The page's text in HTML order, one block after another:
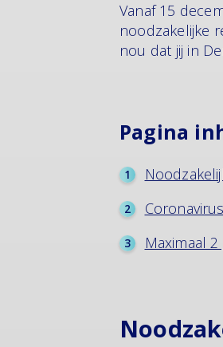
Vanaf 15
noodzakelijke
nou dat jij in
Pagina
Coronavirus
Maximaal